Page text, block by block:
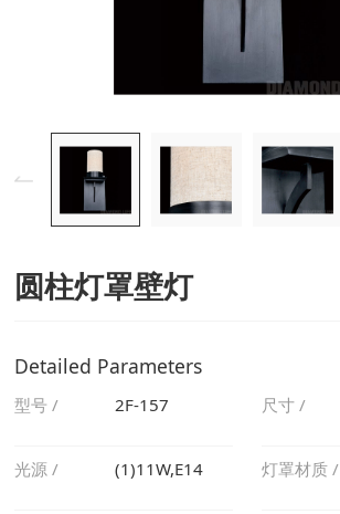
圆柱灯罩壁灯
Detailed Parameters
型号 / 2F-157
尺寸 /
光源 /
(1)11W,E14
灯罩材质 /